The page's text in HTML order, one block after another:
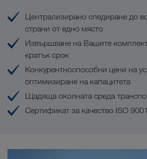
Централизирано спедиране до
страни от едно място
Извършване на Вашите
кратък срок
Конкурентноспособни цени на
оптимизиране на капацитета
Щадяща околната среда
Сертификат за качество ISO